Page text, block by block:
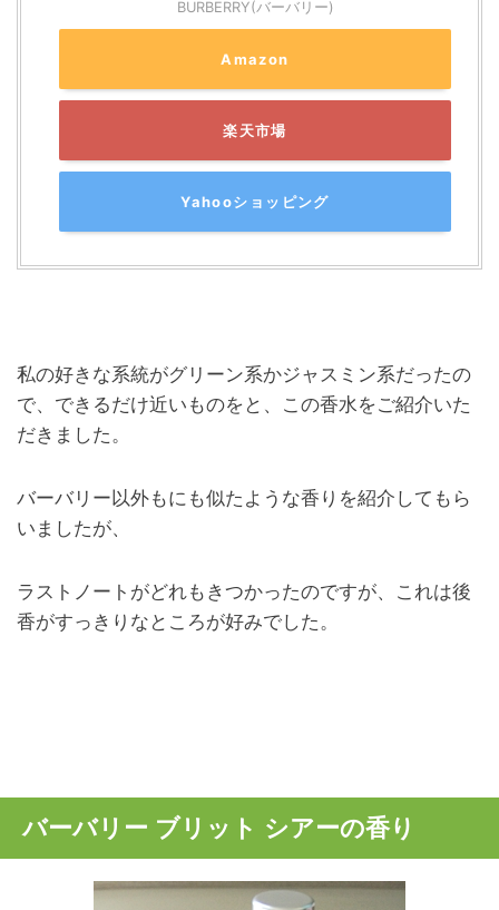
BURBERRY(バーバリー)
Amazon
楽天市場
Yahooショッピング
私の好きな系統がグリーン系かジャスミン系だったの
で、できるだけ近いものをと、この香水をご紹介いた
だきました。
バーバリー以外もにも似たような香りを紹介してもら
いましたが、
ラストノートがどれもきつかったのですが、これは後
香がすっきりなところが好みでした。
バーバリー ブリット シアーの香り